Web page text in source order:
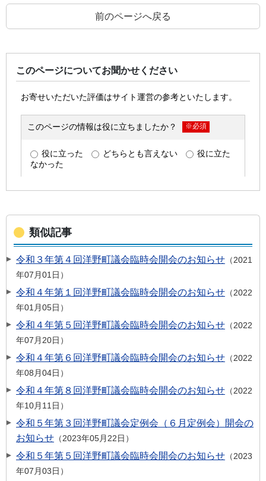
前のページへ戻る
このページについてお聞かせください
類似記事
令和３年第４回洋野町議会臨時会開会のお知らせ
2021
年07月01日
令和４年第１回洋野町議会臨時会開会のお知らせ
2022
年01月05日
令和４年第５回洋野町議会臨時会開会のお知らせ
2022
年07月20日
令和４年第６回洋野町議会臨時会開会のお知らせ
2022
年08月04日
令和４年第８回洋野町議会臨時会開会のお知らせ
2022
年10月11日
令和５年第３回洋野町議会定例会（６月定例会）開会の
お知らせ
2023年05月22日
令和５年第５回洋野町議会臨時会開会のお知らせ
2023
年07月03日